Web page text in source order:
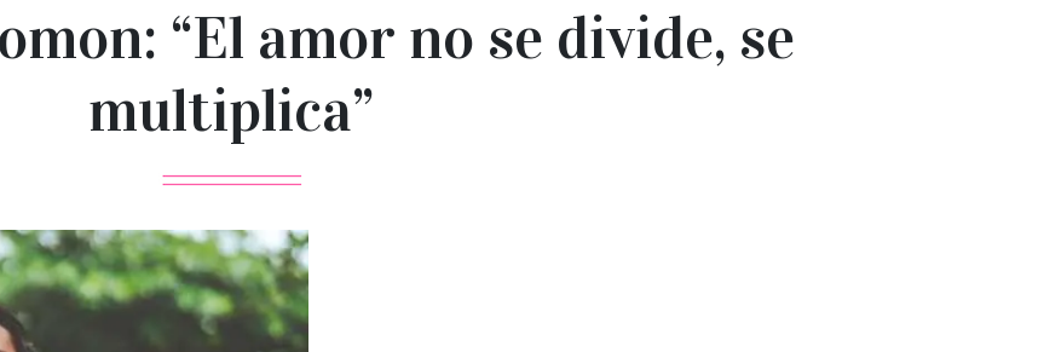
“El amor no se divide, se
multiplica”